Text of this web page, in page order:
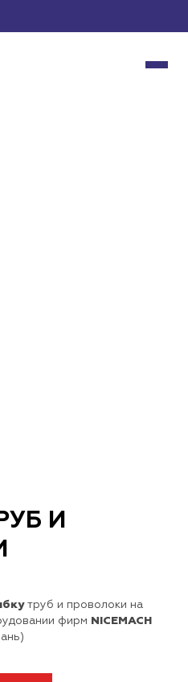
И
труб и проволоки на
фирм NICEMACH